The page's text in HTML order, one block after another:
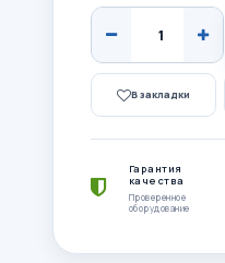
В закладки
Гарантия
качества
Проверенное
оборудование